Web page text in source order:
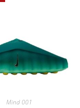
Mind 001